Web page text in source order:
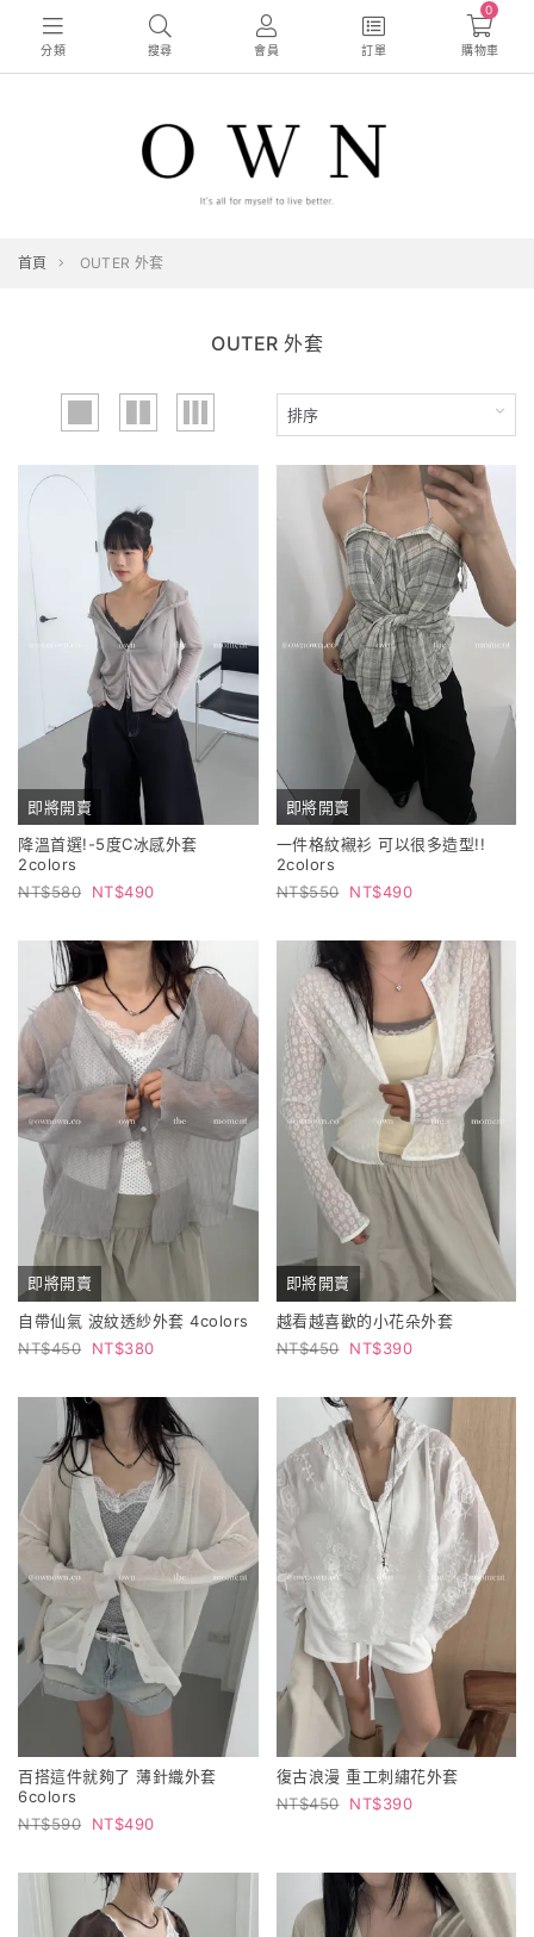
分類 搜尋 會員 訂單
0
購物車
首頁 OUTER 外套
OUTER 外套
即將開賣
降溫首選!-5度C冰感外套
2colors
580
490
即將開賣
一件格紋襯衫 可以很多造型!!
2colors
550
490
即將開賣
自帶仙氣 波紋透紗外套 4colors
450
380
即將開賣
越看越喜歡的小花朵外套
450
390
百搭這件就夠了 薄針織外套
6colors
590
490
復古浪漫 重工刺繡花外套
450
390